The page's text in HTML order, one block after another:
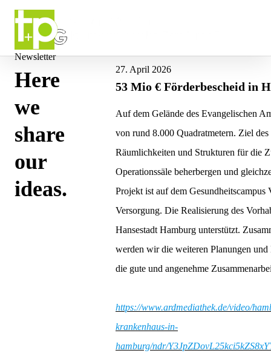
Newsletter
Here
we
share
our
ideas.
27. April 2026
53 Mio € Förderbescheid in
Auf dem Gelände des Evangelischen
von rund 8.000 Quadratmetern. Ziel
Räumlichkeiten und Strukturen für die
Operationssäle beherbergen und
Projekt ist auf dem
Versorgung. Die Realisierung des
Hansestadt Hamburg unterstützt.
werden wir die weiteren Planungen
die gute und angenehme
https://www.ardmediathek.de/video/
krankenhaus-in-
hamburg/ndr/